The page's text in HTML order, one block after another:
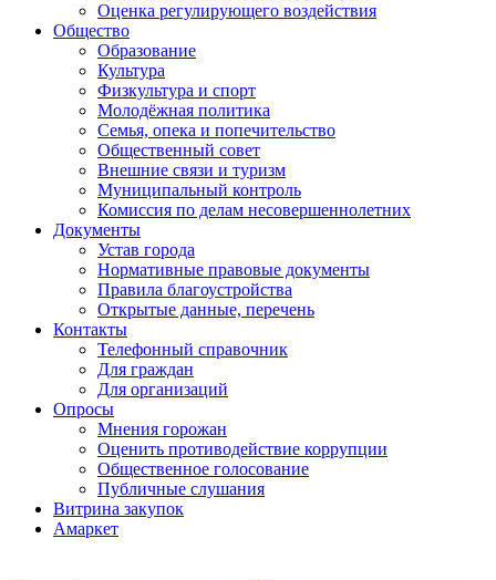
Оценка регулирующего воздействия
Общество
Образование
Культура
Физкультура и спорт
Молодёжная политика
Семья, опека и попечительство
Общественный совет
Внешние связи и туризм
Муниципальный контроль
Комиссия по делам несовершеннолетних
Документы
Устав города
Нормативные правовые документы
Правила благоустройства
Открытые данные, перечень
Контакты
Телефонный справочник
Для граждан
Для организаций
Опросы
Мнения горожан
Оценить противодействие коррупции
Общественное голосование
Публичные слушания
Витрина закупок
Амаркет